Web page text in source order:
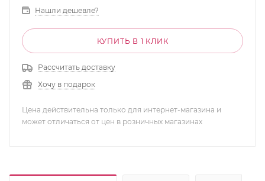
Нашли дешевле?
КУПИТЬ В 1 КЛИК
Рассчитать доставку
Хочу в подарок
Цена действительна только для интернет-магазина и
может отличаться от цен в розничных магазинах